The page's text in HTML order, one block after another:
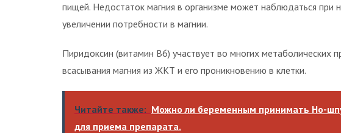
пищей. Недостаток магния в организме может наблюдаться при
увеличении потребности в магнии.
Пиридоксин (витамин B6) участвует во многих метаболических
всасывания магния из ЖКТ и его проникновению в клетки.
Читайте также: Можно ли беременным принимать Но-
для приема препарата.